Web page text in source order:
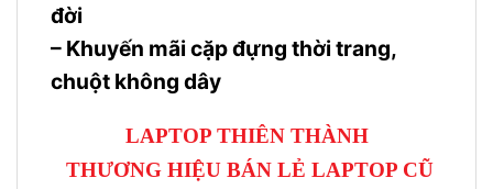
đời
– Khuyến mãi cặp đựng thời trang,
chuột không dây
LAPTOP THIÊN THÀNH
THƯƠNG HIỆU BÁN LẺ LAPTOP CŨ